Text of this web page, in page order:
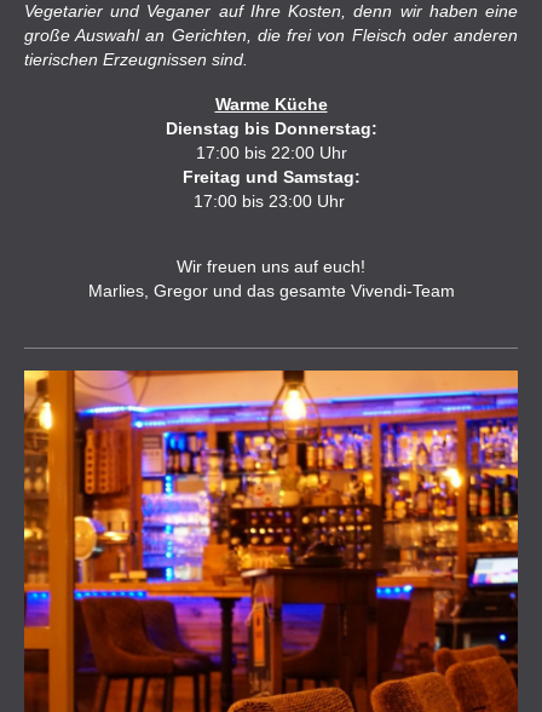
Vegetarier und Veganer auf Ihre Kosten, denn wir haben eine
große Auswahl an Gerichten, die frei von Fleisch oder anderen
tierischen Erzeugnissen sind.
Warme Küche
Dienstag bis Donnerstag:
17:00 bis 22:00 Uhr
Freitag und Samstag:
17:00 bis 23:00 Uhr
Wir freuen uns auf euch!
Marlies, Gregor und das gesamte Vivendi-Team